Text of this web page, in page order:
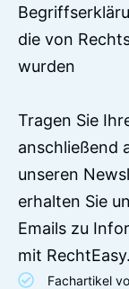
die von
wurden
Tragen Sie
anschließend
unseren
erhalten Sie
Emails zu
mit
Fachartikel